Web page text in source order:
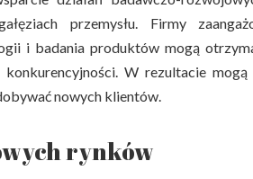
przemysłu. Firmy
i badania produktów mogą
W rezultacie mogą
nowych klientów.
rynków